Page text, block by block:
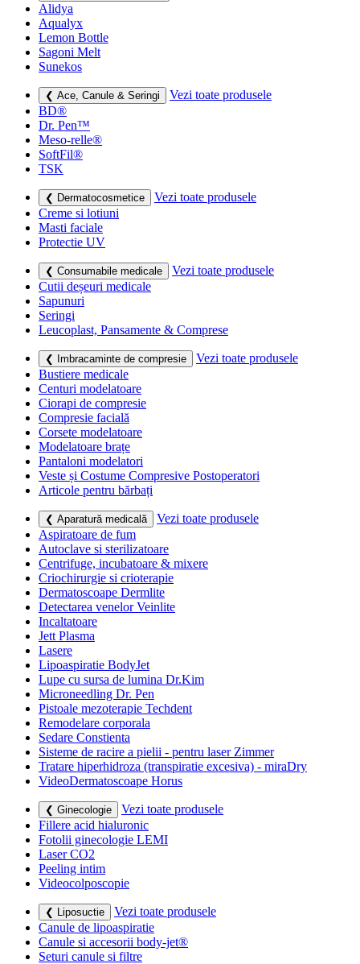
Alidya
Aqualyx
Lemon Bottle
Sagoni Melt
Sunekos
❮ Ace, Canule & Seringi
Vezi toate produsele
BD®
Dr. Pen™
Meso-relle®
SoftFil®
TSK
❮ Dermatocosmetice
Vezi toate produsele
Creme si lotiuni
Masti faciale
Protectie UV
❮ Consumabile medicale
Vezi toate produsele
Cutii deșeuri medicale
Sapunuri
Seringi
Leucoplast, Pansamente & Comprese
❮ Imbracaminte de compresie
Vezi toate produsele
Bustiere medicale
Centuri modelatoare
Ciorapi de compresie
Compresie facială
Corsete modelatoare
Modelatoare brațe
Pantaloni modelatori
Veste și Costume Compresive Postoperatori
Articole pentru bărbați
❮ Aparatură medicală
Vezi toate produsele
Aspiratoare de fum
Autoclave si sterilizatoare
Centrifuge, incubatoare & mixere
Criochirurgie si crioterapie
Dermatoscoape Dermlite
Detectarea venelor Veinlite
Incaltatoare
Jett Plasma
Lasere
Lipoaspiratie BodyJet
Lupe cu sursa de lumina Dr.Kim
Microneedling Dr. Pen
Pistoale mezoterapie Techdent
Remodelare corporala
Sedare Constienta
Sisteme de racire a pielii - pentru laser Zimmer
Tratare hiperhidroza (transpiratie excesiva) - miraDry
VideoDermatoscoape Horus
❮ Ginecologie
Vezi toate produsele
Fillere acid hialuronic
Fotolii ginecologie LEMI
Laser CO2
Peeling intim
Videocolposcopie
❮ Liposuctie
Vezi toate produsele
Canule de lipoaspiratie
Canule si accesorii body-jet®
Seturi canule si filtre